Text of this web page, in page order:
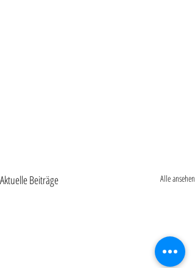
Aktuelle Beiträge Alle ansehen